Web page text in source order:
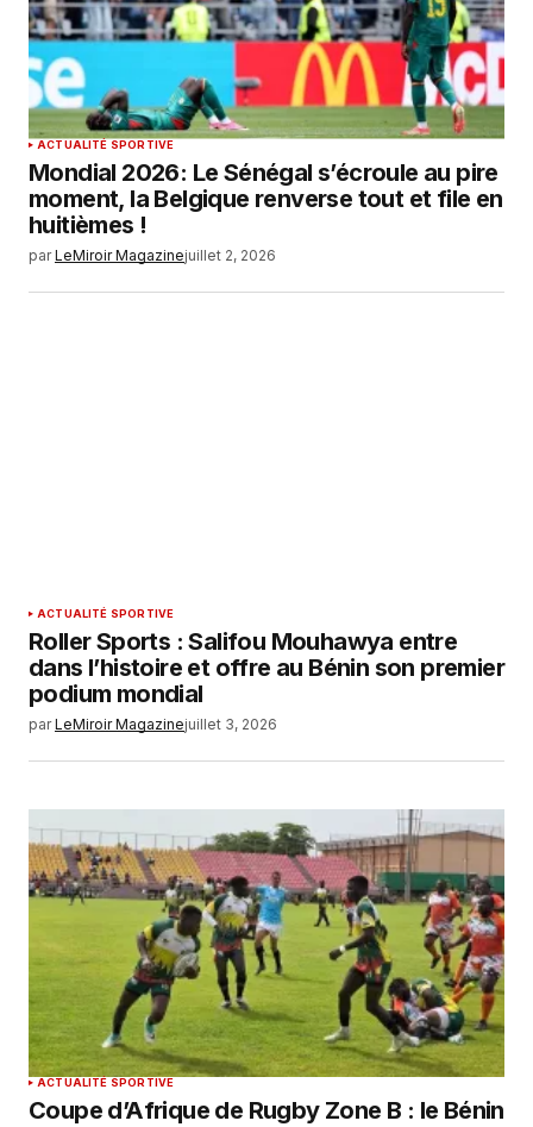
ACTUALITÉ SPORTIVE
Mondial 2026: Le Sénégal s’écroule au pire
moment, la Belgique renverse tout et file en
huitièmes !
par LeMiroir Magazinejuillet 2, 2026
ACTUALITÉ SPORTIVE
Roller Sports : Salifou Mouhawya entre
dans l’histoire et offre au Bénin son premier
podium mondial
par LeMiroir Magazinejuillet 3, 2026
ACTUALITÉ SPORTIVE
Coupe d’Afrique de Rugby Zone B : le Bénin